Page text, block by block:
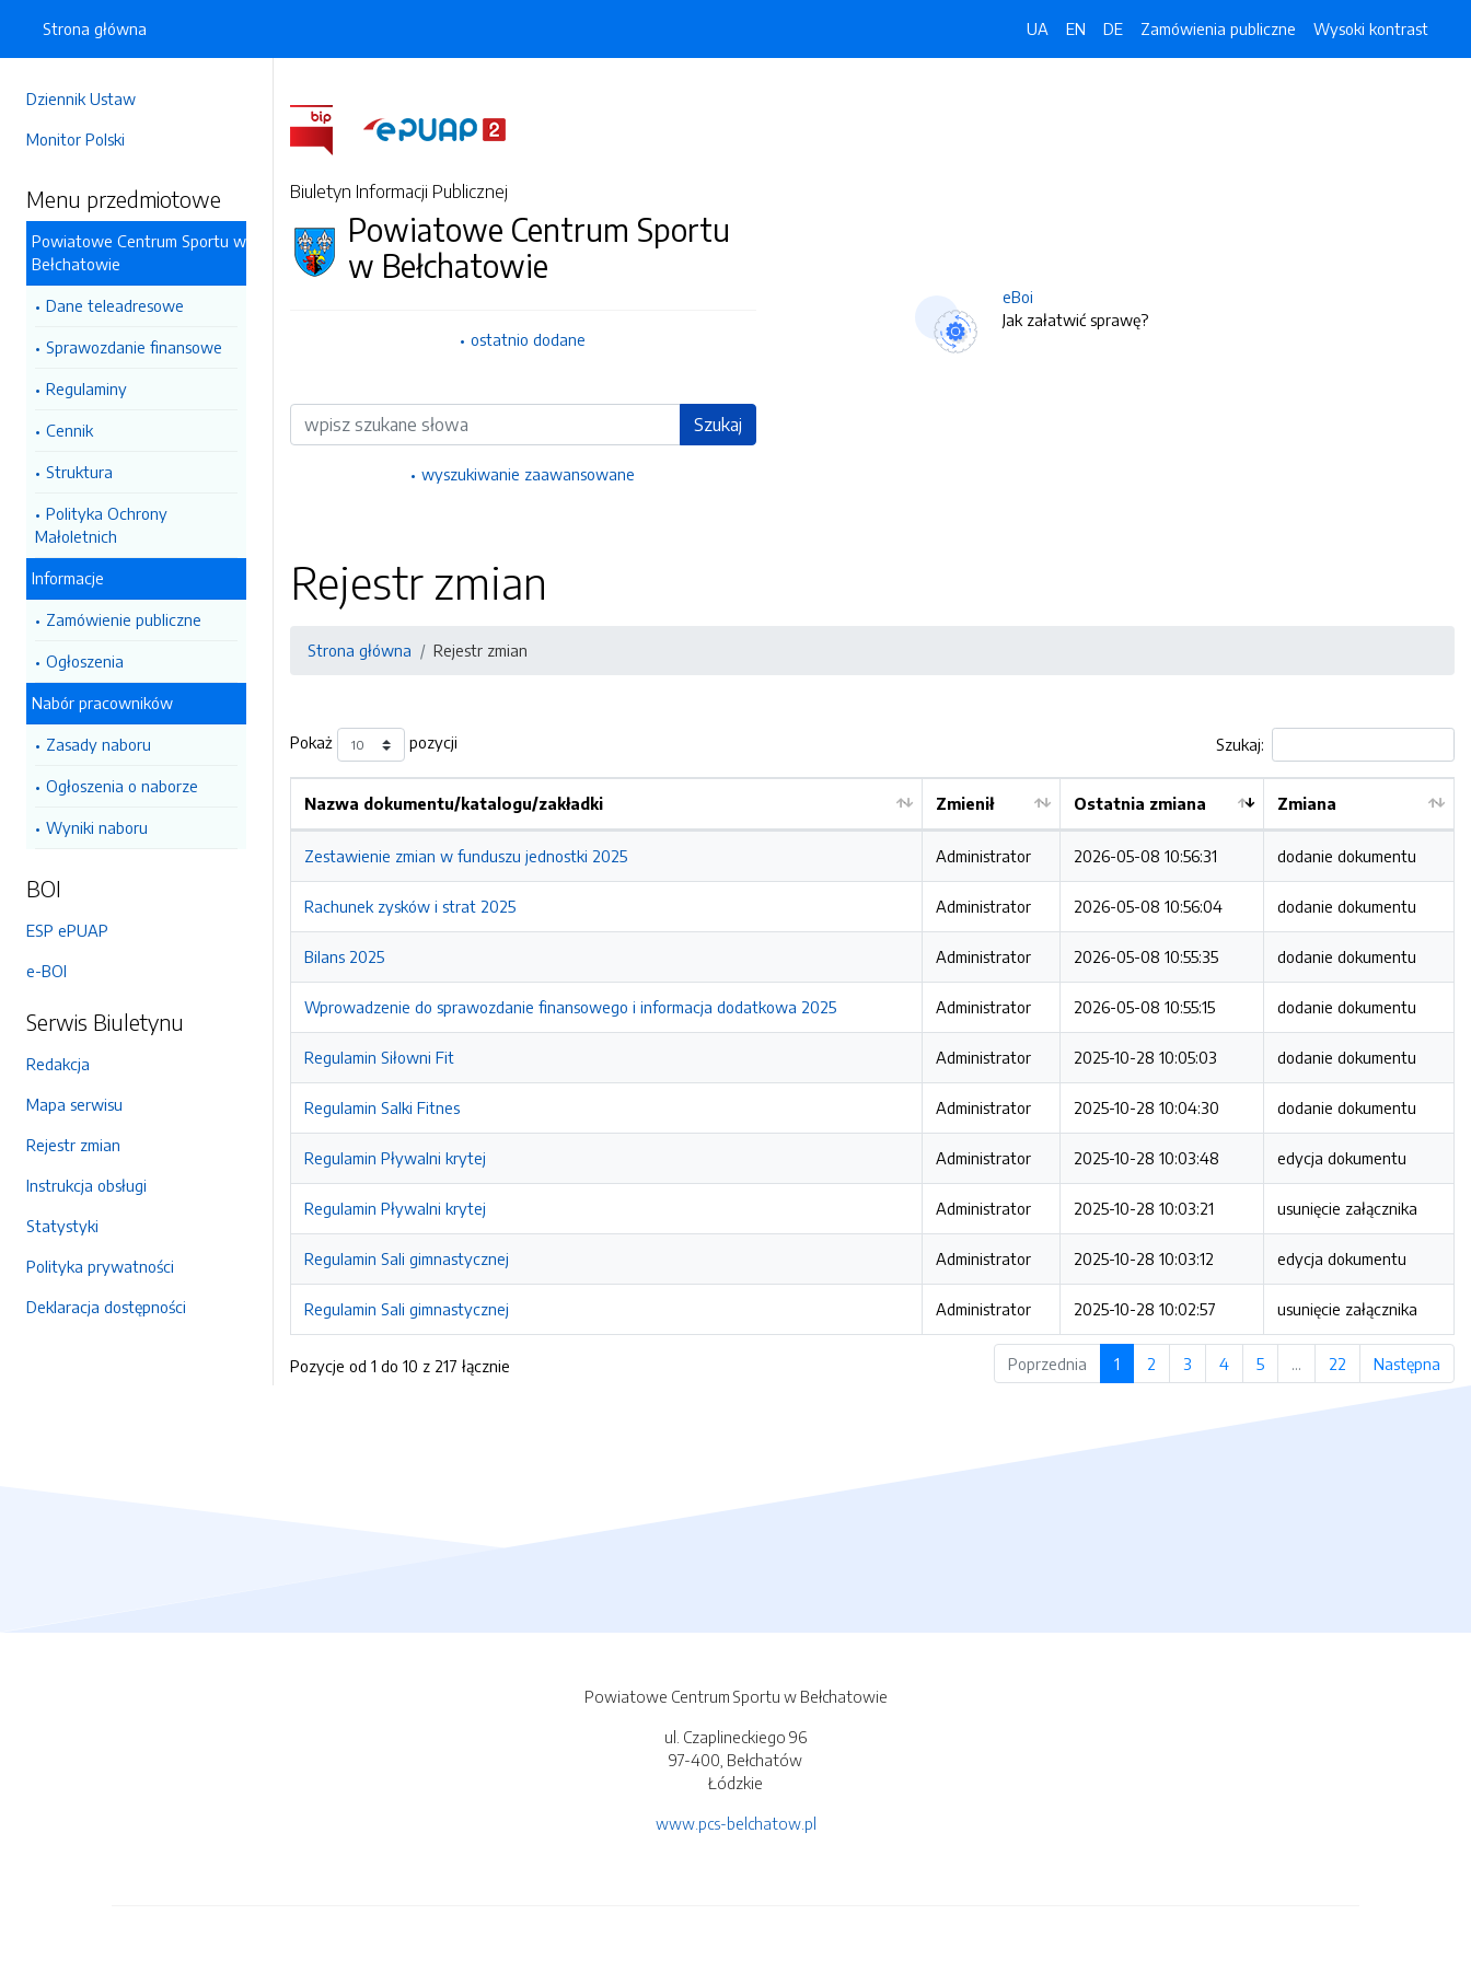
Dziennik Ustaw
Monitor Polski
Menu przedmiotowe
Powiatowe Centrum Sportu w
Bełchatowie
Dane teleadresowe
Sprawozdanie finansowe
Regulaminy
Cennik
Struktura
Polityka Ochrony
Małoletnich
Informacje
Zamówienie publiczne
Ogłoszenia
Nabór pracowników
Zasady naboru
Ogłoszenia o naborze
Wyniki naboru
BOI
ESP ePUAP
e-BOI
Serwis Biuletynu
Redakcja
Mapa serwisu
Rejestr zmian
Instrukcja obsługi
Statystyki
Polityka prywatności
Deklaracja dostępności
Strona główna UA EN DE Zamówienia publiczne Wysoki kontrast
Biuletyn Informacji Publicznej
Powiatowe Centrum Sportu
w Bełchatowie
ostatnio dodane
Wyszukiwarka Szukaj
wyszukiwanie zaawansowane
eBoi
Jak załatwić sprawę?
Rejestr zmian
Strona główna Rejestr zmian
Pokaż pozycji Szukaj:
Nazwa dokumentu/katalogu/zakładki Zmienił Ostatnia zmiana Zmiana
Zestawienie zmian w funduszu jednostki 2025 Administrator 2026-05-08 10:56:31 dodanie dokumentu
Rachunek zysków i strat 2025 Administrator 2026-05-08 10:56:04 dodanie dokumentu
Bilans 2025 Administrator 2026-05-08 10:55:35 dodanie dokumentu
Wprowadzenie do sprawozdanie finansowego i informacja dodatkowa 2025 Administrator 2026-05-08 10:55:15 dodanie dokumentu
Regulamin Siłowni Fit Administrator 2025-10-28 10:05:03 dodanie dokumentu
Regulamin Salki Fitnes Administrator 2025-10-28 10:04:30 dodanie dokumentu
Regulamin Pływalni krytej Administrator 2025-10-28 10:03:48 edycja dokumentu
Regulamin Pływalni krytej Administrator 2025-10-28 10:03:21 usunięcie załącznika
Regulamin Sali gimnastycznej Administrator 2025-10-28 10:03:12 edycja dokumentu
Regulamin Sali gimnastycznej Administrator 2025-10-28 10:02:57 usunięcie załącznika
Pozycje od 1 do 10 z 217 łącznie Poprzednia 1 2 3 4 5 … 22 Następna
Powiatowe Centrum Sportu w Bełchatowie
ul. Czaplineckiego 96
97-400, Bełchatów
Łódzkie
www.pcs-belchatow.pl